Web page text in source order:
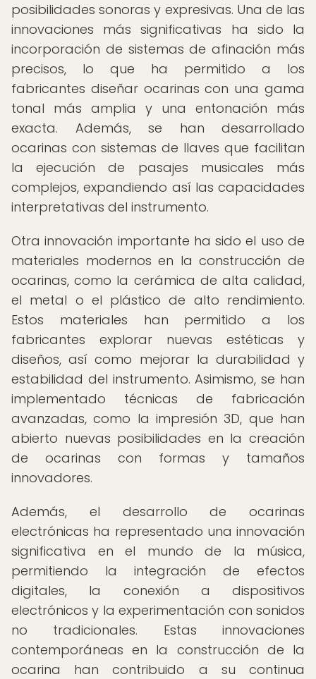
posibilidades sonoras y expresivas. Una de las
innovaciones más significativas ha sido la
incorporación de sistemas de afinación más
precisos, lo que ha permitido a los
fabricantes diseñar ocarinas con una gama
tonal más amplia y una entonación más
exacta. Además, se han desarrollado
ocarinas con sistemas de llaves que facilitan
la ejecución de pasajes musicales más
complejos, expandiendo así las capacidades
interpretativas del instrumento.
Otra innovación importante ha sido el uso de
materiales modernos en la construcción de
ocarinas, como la cerámica de alta calidad,
el metal o el plástico de alto rendimiento.
Estos materiales han permitido a los
fabricantes explorar nuevas estéticas y
diseños, así como mejorar la durabilidad y
estabilidad del instrumento. Asimismo, se han
implementado técnicas de fabricación
avanzadas, como la impresión 3D, que han
abierto nuevas posibilidades en la creación
de ocarinas con formas y tamaños
innovadores.
Además, el desarrollo de ocarinas
electrónicas ha representado una innovación
significativa en el mundo de la música,
permitiendo la integración de efectos
digitales, la conexión a dispositivos
electrónicos y la experimentación con sonidos
no tradicionales. Estas innovaciones
contemporáneas en la construcción de la
ocarina han contribuido a su continua